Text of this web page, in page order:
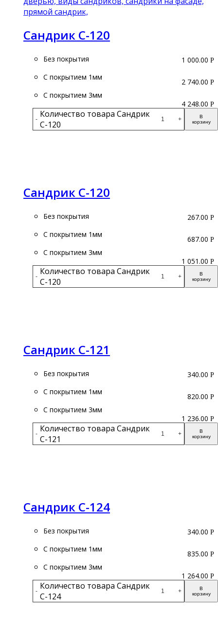
Сандрик С-120
Без покрытия
С покрытием 1мм
С покрытием 3мм
- Количество товара Сандрик
С-120
+
В
корзину
1 000.00 Р
2 740.00 Р
4 248.00 Р
Сандрик С-120
Без покрытия
С покрытием 1мм
С покрытием 3мм
- Количество товара Сандрик
С-120
+
В
корзину
267.00 Р
687.00 Р
1 051.00 Р
Сандрик С-121
Без покрытия
С покрытием 1мм
С покрытием 3мм
- Количество товара Сандрик
С-121
+
В
корзину
340.00 Р
820.00 Р
1 236.00 Р
Сандрик С-124
Без покрытия
С покрытием 1мм
С покрытием 3мм
- Количество товара Сандрик
С-124
+
В
корзину
340.00 Р
835.00 Р
1 264.00 Р